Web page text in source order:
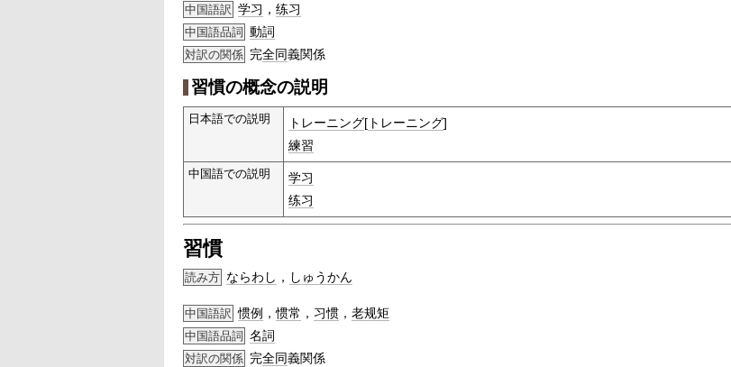
中国語訳 学习 ， 练习
中国語品詞 動詞
対訳の関係 完全同義関係
習慣の概念の説明
日本語での説明 トレーニング[ トレーニング]
練習
中国語での説明
学习
练习
習慣
読み方 ならわし ， しゅうかん
中国語訳 惯例 ，惯常 ， 习惯 ， 老规矩
中国語品詞 名詞
対訳の関係 完全同義関係